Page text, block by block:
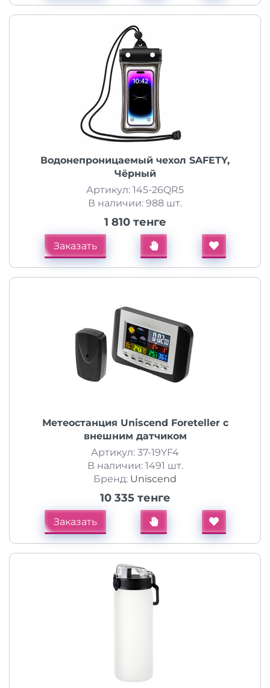
Водонепроницаемый чехол SAFETY,
Чёрный
Артикул: 145-26QR5
В наличии: 988 шт.
1 810 тенге
Заказать
Метеостанция Uniscend Foreteller с
внешним датчиком
Артикул: 37-19YF4
В наличии: 1491 шт.
Бренд: Uniscend
10 335 тенге
Заказать